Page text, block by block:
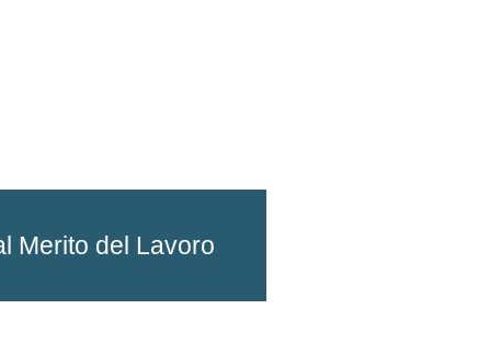
Merito del Lavoro